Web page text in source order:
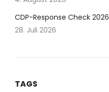
CDP-Response Check 2026
28. Juli 2026
TAGS